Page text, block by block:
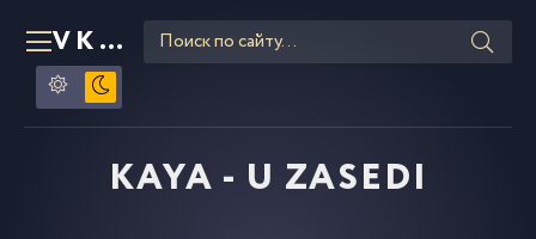
VKLIPE RU
KAYA - U ZASEDI